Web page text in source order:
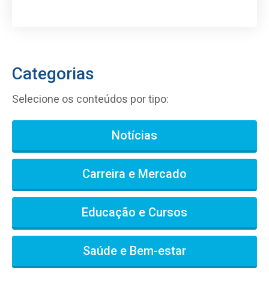
Categorias
Selecione os conteúdos por tipo:
Notícias
Carreira e Mercado
Educação e Cursos
Saúde e Bem-estar